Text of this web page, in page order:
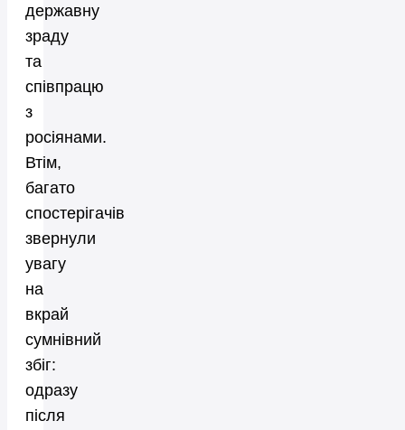
державну
зраду
та
співпрацю
з
росіянами.
Втім,
багато
спостерігачів
звернули
увагу
на
вкрай
сумнівний
збіг:
одразу
після